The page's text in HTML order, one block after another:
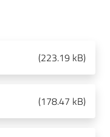
(223.19 kB)
(178.47 kB)